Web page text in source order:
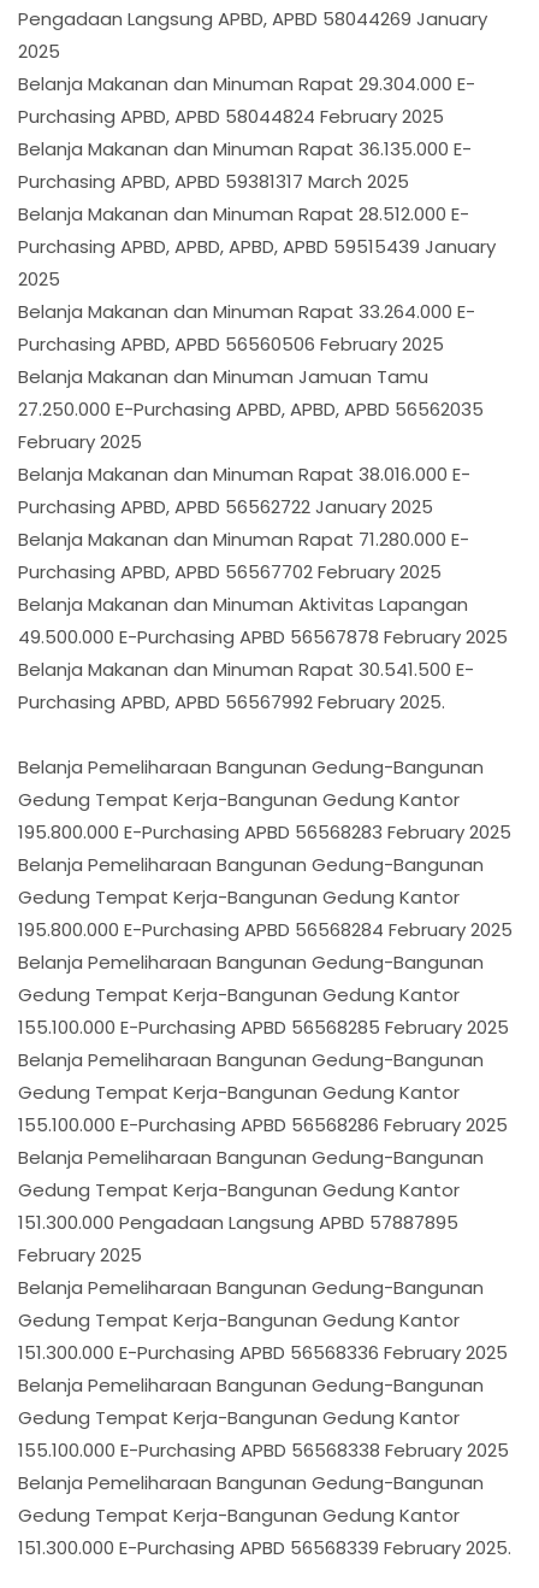
Pengadaan Langsung APBD, APBD 58044269 January
2025
Belanja Makanan dan Minuman Rapat 29.304.000 E-
Purchasing APBD, APBD 58044824 February 2025
Belanja Makanan dan Minuman Rapat 36.135.000 E-
Purchasing APBD, APBD 59381317 March 2025
Belanja Makanan dan Minuman Rapat 28.512.000 E-
Purchasing APBD, APBD, APBD, APBD 59515439 January
2025
Belanja Makanan dan Minuman Rapat 33.264.000 E-
Purchasing APBD, APBD 56560506 February 2025
Belanja Makanan dan Minuman Jamuan Tamu
27.250.000 E-Purchasing APBD, APBD, APBD 56562035
February 2025
Belanja Makanan dan Minuman Rapat 38.016.000 E-
Purchasing APBD, APBD 56562722 January 2025
Belanja Makanan dan Minuman Rapat 71.280.000 E-
Purchasing APBD, APBD 56567702 February 2025
Belanja Makanan dan Minuman Aktivitas Lapangan
49.500.000 E-Purchasing APBD 56567878 February 2025
Belanja Makanan dan Minuman Rapat 30.541.500 E-
Purchasing APBD, APBD 56567992 February 2025.
Belanja Pemeliharaan Bangunan Gedung-Bangunan
Gedung Tempat Kerja-Bangunan Gedung Kantor
195.800.000 E-Purchasing APBD 56568283 February 2025
Belanja Pemeliharaan Bangunan Gedung-Bangunan
Gedung Tempat Kerja-Bangunan Gedung Kantor
195.800.000 E-Purchasing APBD 56568284 February 2025
Belanja Pemeliharaan Bangunan Gedung-Bangunan
Gedung Tempat Kerja-Bangunan Gedung Kantor
155.100.000 E-Purchasing APBD 56568285 February 2025
Belanja Pemeliharaan Bangunan Gedung-Bangunan
Gedung Tempat Kerja-Bangunan Gedung Kantor
155.100.000 E-Purchasing APBD 56568286 February 2025
Belanja Pemeliharaan Bangunan Gedung-Bangunan
Gedung Tempat Kerja-Bangunan Gedung Kantor
151.300.000 Pengadaan Langsung APBD 57887895
February 2025
Belanja Pemeliharaan Bangunan Gedung-Bangunan
Gedung Tempat Kerja-Bangunan Gedung Kantor
151.300.000 E-Purchasing APBD 56568336 February 2025
Belanja Pemeliharaan Bangunan Gedung-Bangunan
Gedung Tempat Kerja-Bangunan Gedung Kantor
155.100.000 E-Purchasing APBD 56568338 February 2025
Belanja Pemeliharaan Bangunan Gedung-Bangunan
Gedung Tempat Kerja-Bangunan Gedung Kantor
151.300.000 E-Purchasing APBD 56568339 February 2025.